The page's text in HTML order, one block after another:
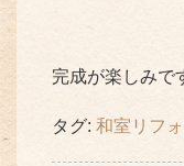
完成が楽しみで
タグ: 和室リフ